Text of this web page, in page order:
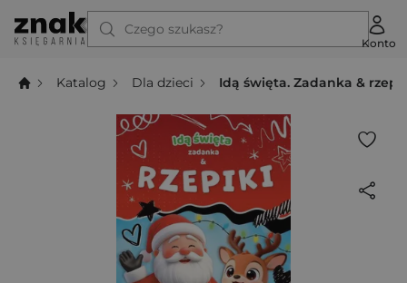
Czego szukasz?
Konto
Katalog Dla dzieci Idą święta. Zadanka &